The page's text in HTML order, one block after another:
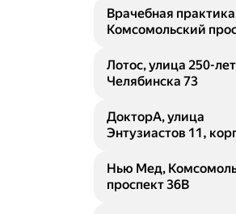
Врачебная
Комсомольский
Лотос, улица 250-
Челябинска 73
ДокторА, улица
Энтузиастов 11,
Нью Мед,
проспект 36В